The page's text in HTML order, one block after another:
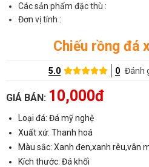
Các sản phẩm đặc thù :
Đơn vị tính :
Chiếu rồng đá
5.0 0 Đánh
GIÁ BÁN: 10,000đ
Loại đá: Đá mỹ nghệ
Xuất xứ: Thanh hoá
Màu sắc: Xanh đen,xanh rêu,vân
Kích thước: Đá khối